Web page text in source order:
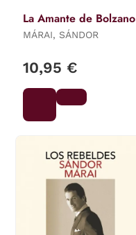
La Amante de Bolzano
MÁRAI, SÁNDOR
10,95 €